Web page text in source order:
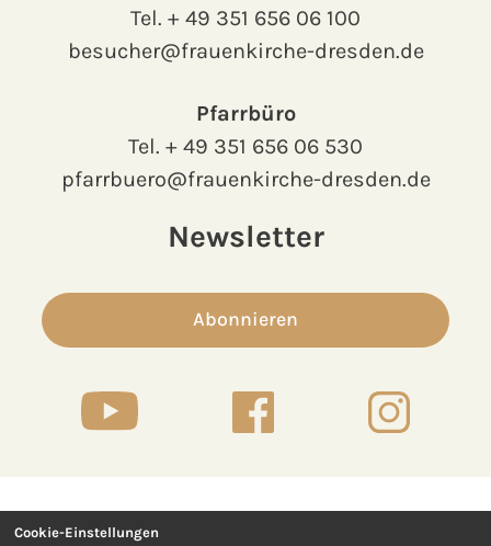
Tel. + 49 351 656 06 100
besucher@frauenkirche-dresden.de
Pfarrbüro
Tel. + 49 351 656 06 530
pfarrbuero@frauenkirche-dresden.de
Newsletter
Abonnieren
Kontakt
Cookie-Einstellungen